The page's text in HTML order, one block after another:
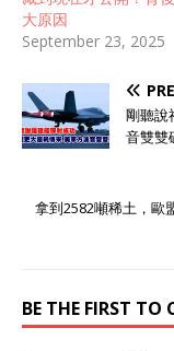
大原因
September 23, 2025
剛聽說
音雙雙
拿到2582噸稀土，歐
BE THE FIRST TO